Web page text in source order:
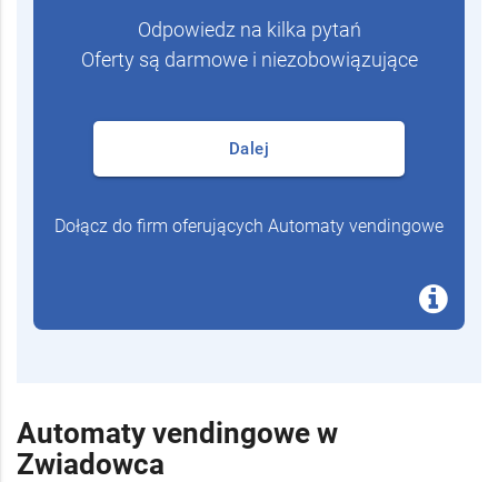
Odpowiedz na kilka pytań
Oferty są darmowe i niezobowiązujące
Dalej
Dołącz do firm oferujących Automaty vendingowe
Automaty vendingowe w
Zwiadowca